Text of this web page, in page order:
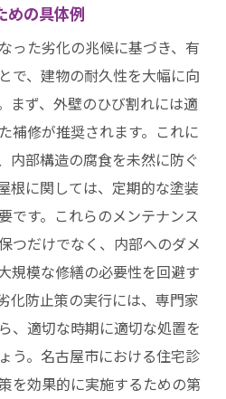
めの具体例
った劣化の兆候に基づき、有
で、建物の耐久性を大幅に向
まず、外壁のひび割れには適
補修が推奨されます。これに
内部構造の腐食を未然に防ぐ
根に関しては、定期的な塗装
です。これらのメンテナンス
つだけでなく、内部へのダメ
規模な修繕の必要性を回避す
化防止策の実行には、専門家
、適切な時期に適切な処置を
う。名古屋市における住宅診
を効果的に実施するための第